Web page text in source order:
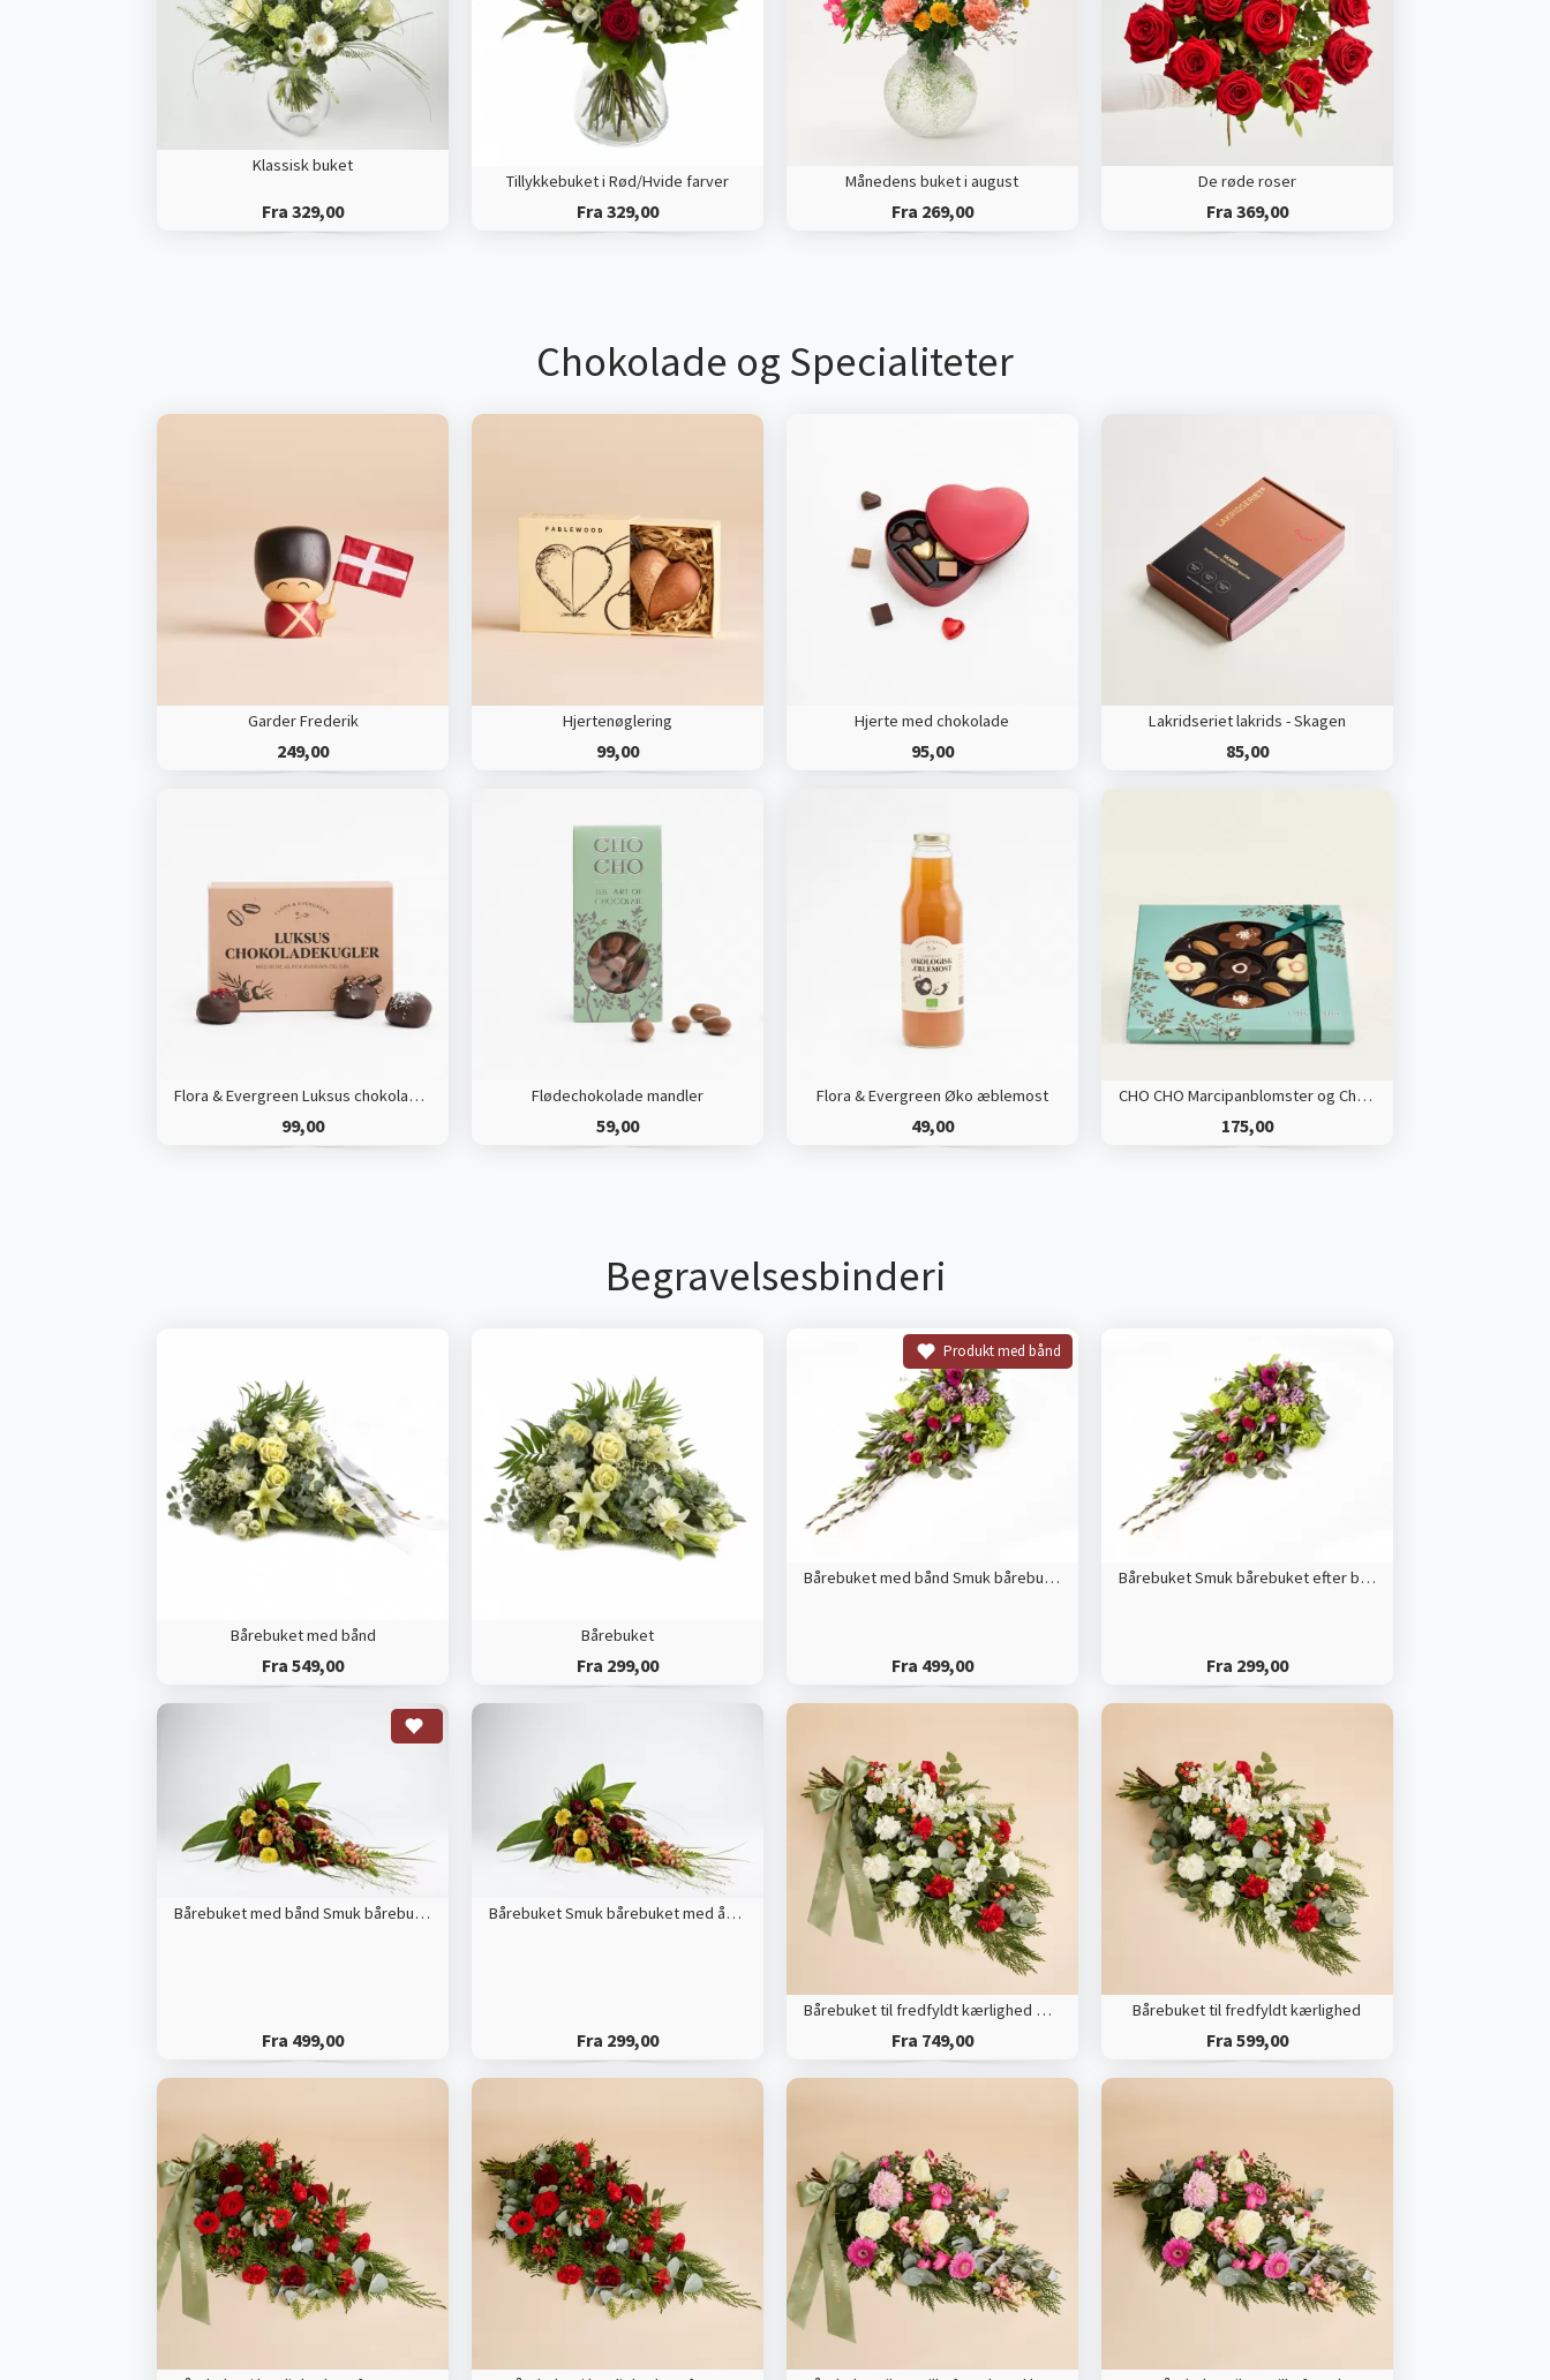
Klassisk buket
Fra 329,00
Tillykkebuket i Rød/Hvide farver
Fra 329,00
Månedens buket i august
Fra 269,00
De røde roser
Fra 369,00
Chokolade og Specialiteter
Garder Frederik
249,00
Hjertenøglering
99,00
Hjerte med chokolade
95,00
Lakridseriet lakrids - Skagen
85,00
Flora & Evergreen Luksus chokoladekugler
99,00
Flødechokolade mandler
59,00
Flora & Evergreen Øko æblemost
49,00
CHO CHO Marcipanblomster og Chokoladebønner
175,00
Begravelsesbinderi
Bårebuket med bånd
Fra 549,00
Bårebuket
Fra 299,00
Produkt med bånd
Bårebuket med bånd Smuk bårebuket efter blomsterdekoratørens valg
Fra 499,00
Bårebuket Smuk bårebuket efter blomsterdekoratørens valg
Fra 299,00
Bårebuket med bånd Smuk bårebuket med årstidens blomster
Fra 499,00
Bårebuket Smuk bårebuket med årstidens blomster
Fra 299,00
Bårebuket til fredfyldt kærlighed med bånd
Fra 749,00
Bårebuket til fredfyldt kærlighed
Fra 599,00